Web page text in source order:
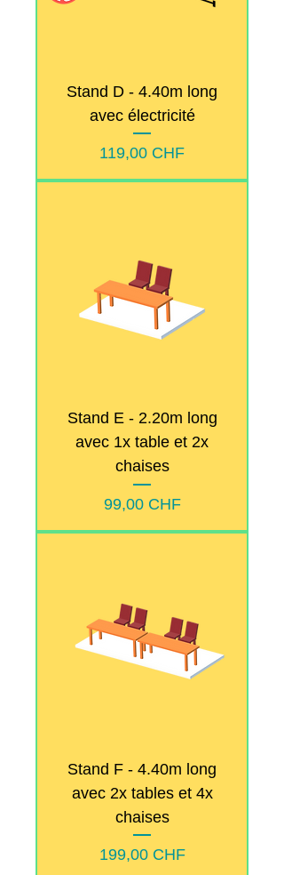
Stand D - 4.40m long
avec électricité
Prix
119,00 CHF
Stand E - 2.20m long
avec 1x table et 2x
chaises
Prix
99,00 CHF
Stand F - 4.40m long
avec 2x tables et 4x
chaises
Prix
199,00 CHF